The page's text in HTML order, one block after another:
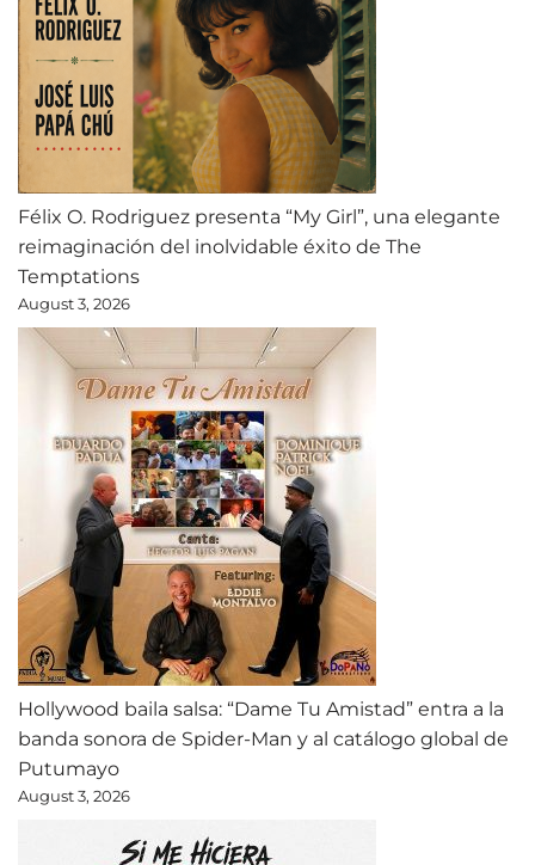
Félix O. Rodriguez presenta “My Girl”, una elegante
reimaginación del inolvidable éxito de The
Temptations
August 3, 2026
Hollywood baila salsa: “Dame Tu Amistad” entra a la
banda sonora de Spider-Man y al catálogo global de
Putumayo
August 3, 2026